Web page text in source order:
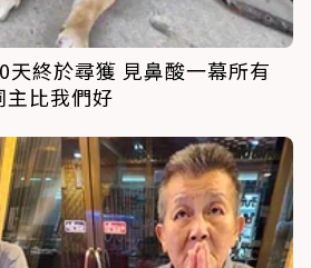
天終於尋獲 見鼻酸一幕所有
主比我們好